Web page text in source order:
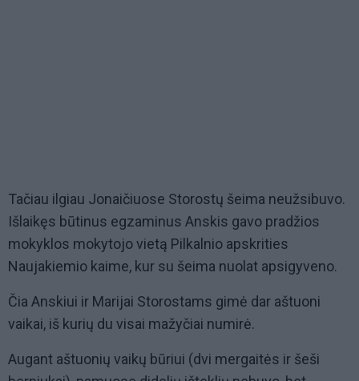
Tačiau ilgiau Jonaičiuose Storostų šeima neužsibuvo.
Išlaikęs būtinus egzaminus Anskis gavo pradžios
mokyklos mokytojo vietą Pilkalnio apskrities
Naujakiemio kaime, kur su šeima nuolat apsigyveno.
Čia Anskiui ir Marijai Storostams gimė dar aštuoni
vaikai, iš kurių du visai mažyčiai numirė.
Augant aštuonių vaikų būriui (dvi mergaitės ir šeši